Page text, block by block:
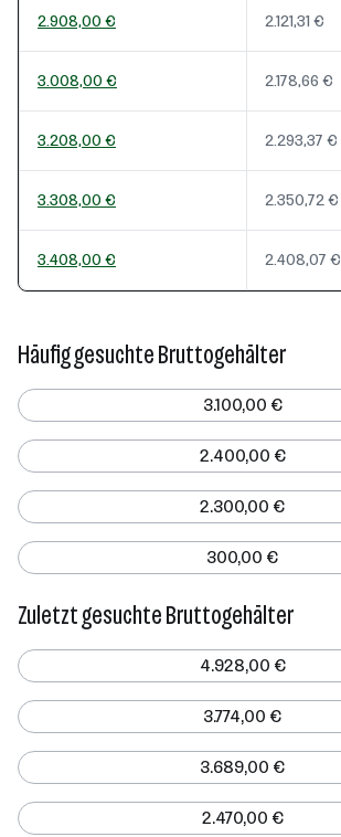
2.908,00 € 2.121,31 €
3.008,00 € 2.178,66 €
3.208,00 € 2.293,37 €
3.308,00 € 2.350,72 €
3.408,00 € 2.408,07 €
Häufig gesuchte Bruttogehälter
3.100,00 €
2.400,00 €
2.300,00 €
300,00 €
Zuletzt gesuchte Bruttogehälter
4.928,00 €
3.774,00 €
3.689,00 €
2.470,00 €